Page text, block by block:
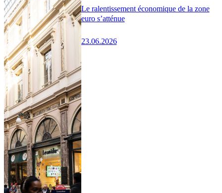
Le ralentissement économique de la zone
euro s’atténue
23.06.2026